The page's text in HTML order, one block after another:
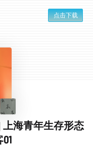
点击下载
上海青年生存形态